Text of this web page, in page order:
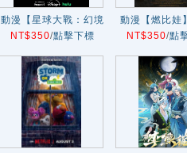
動漫【星球大戰：幻境
第九位絕地武士/星球大
士】2026年
NT$350/點擊下標
動漫【燃比娃
年
NT$350/點